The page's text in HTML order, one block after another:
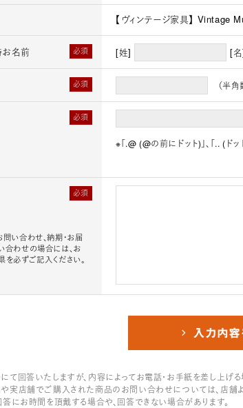
【ヴィンテージ家具】 Vintage
必須
名前 [姓] [
必須 （半
必須
※「.@ (@の前にドット)」、「.. (
必須
い合わせ、納期・お届
合わせの場合には、お
必ずご記入ください。
て回答いたしますが、内容によってお電話・お手紙を差し上げる
実店舗でご購入された商品のお問い合わせについては、店舗
答にお時間を頂戴する場合や、回答できない場合があります。